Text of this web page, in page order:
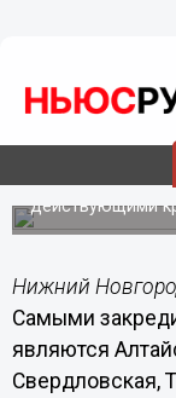
23.06.201514:22
низком
Регион входит в
действующими
Нижний
Самыми
являются
Свердловская,